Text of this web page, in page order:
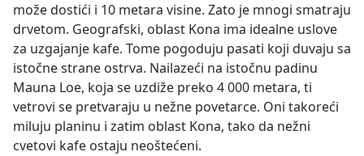
može dostići i 10 metara visine. Zato je mnogi smatraju
drvetom. Geografski, oblast Kona ima idealne uslove
za uzgajanje kafe. Tome pogoduju pasati koji duvaju sa
istočne strane ostrva. Nailazeći na istočnu padinu
Mauna Loe, koja se uzdiže preko 4 000 metara, ti
vetrovi se pretvaraju u nežne povetarce. Oni takoreći
miluju planinu i zatim oblast Kona, tako da nežni
cvetovi kafe ostaju neoštećeni.